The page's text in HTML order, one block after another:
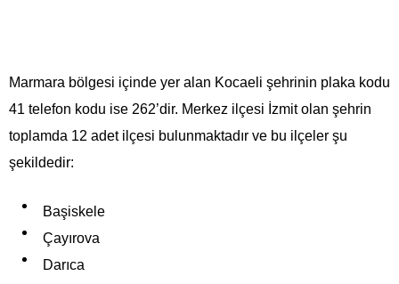
Marmara bölgesi içinde yer alan Kocaeli şehrinin plaka kodu
41 telefon kodu ise 262’dir. Merkez ilçesi İzmit olan şehrin
toplamda 12 adet ilçesi bulunmaktadır ve bu ilçeler şu
şekildedir:
Başiskele
Çayırova
Darıca